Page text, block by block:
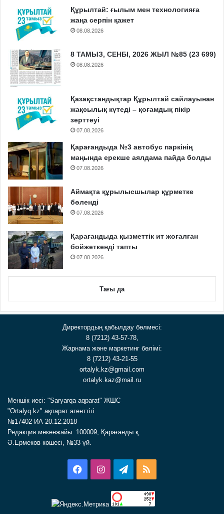
Құрылтай: ғылым мен технологияға
жаңа серпін қажет
08.08.2026
8 ТАМЫЗ, СЕНБІ, 2026 ЖЫЛ №85 (23 699)
08.08.2026
Қазақстандықтар Құрылтай сайлауынан
жақсылық күтеді – қоғамдық пікір
зерттеуі
07.08.2026
Қарағандыда №3 автобус паркінің
маңында ерекше аялдама пайда болды
07.08.2026
Аймақта құрылысшылар құрметке
бөленді
07.08.2026
Қарағандыда қызметтік ит жоғалған
бойжеткенді тапты
07.08.2026
Тағы да
Директордың қабылдау бөлмесі:
8 (7212) 43-57-78,
Жарнама және маркетинг бөлімі:
8 (7212) 43-21-55
ortalyk.kz@gmail.com
ortalyk.kaz@mail.ru
Меншік иесі: "Saryarqa aqparat" ЖШС
"Ortalyq.kz" ақпарат агенттігі
№17402-ИА 20.12.2018
Редакция мекенжайы: 100009, Қарағанды қ.
Ә.Ермеков көшесі, №33 үй.
FacebookInstagramTelegram